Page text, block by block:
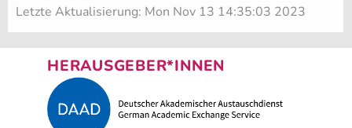
Letzte Aktualisierung: Mon Nov 13 14:35:03 2023
HERAUSGEBER*INNEN